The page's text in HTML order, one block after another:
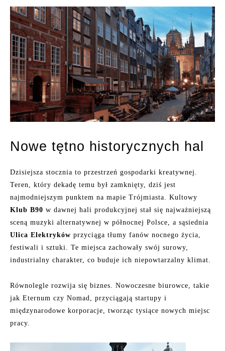
Nowe tętno historycznych hal
Dzisiejsza stocznia to przestrzeń gospodarki kreatywnej.
Teren, który dekadę temu był zamknięty, dziś jest
najmodniejszym punktem na mapie Trójmiasta. Kultowy
Klub B90 w dawnej hali produkcyjnej stał się najważniejszą
sceną muzyki alternatywnej w północnej Polsce, a sąsiednia
Ulica Elektryków przyciąga tłumy fanów nocnego życia,
festiwali i sztuki. Te miejsca zachowały swój surowy,
industrialny charakter, co buduje ich niepowtarzalny klimat.
Równolegle rozwija się biznes. Nowoczesne biurowce, takie
jak Eternum czy Nomad, przyciągają startupy i
międzynarodowe korporacje, tworząc tysiące nowych miejsc
pracy.